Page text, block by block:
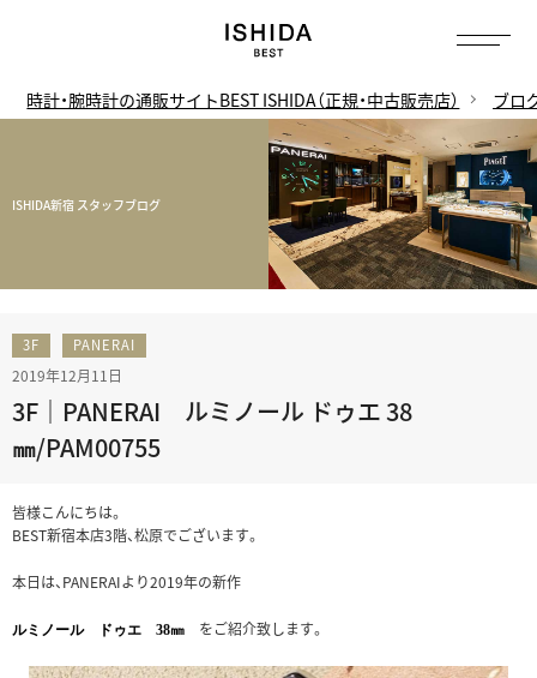
時計・腕時計の通販サイトBEST ISHIDA（正規・中古販売店） ブロ
ISHIDA新宿 スタッフブログ
3F PANERAI
2019年12月11日
3F｜PANERAI ルミノール ドゥエ 38
㎜/PAM00755
皆様こんにちは。
BEST新宿本店3階、松原でございます。
本日は、PANERAIより2019年の新作
ルミノール ドゥエ 38㎜ をご紹介致します。